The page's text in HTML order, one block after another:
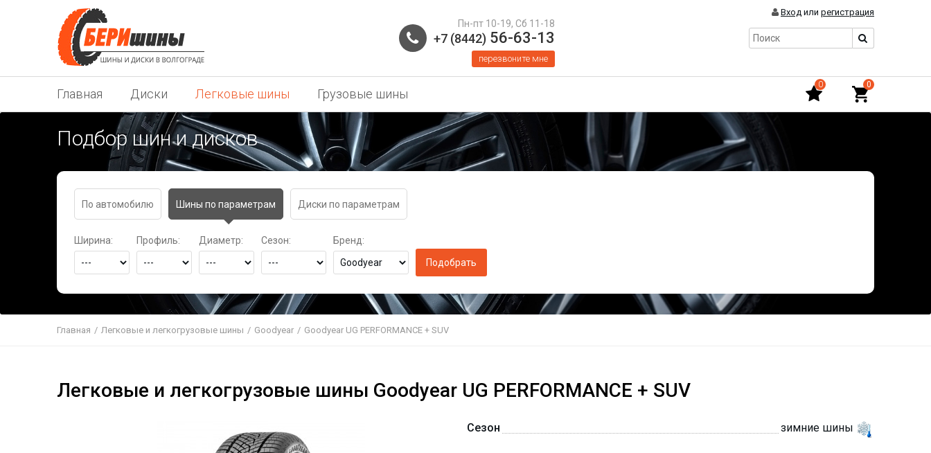
Пн-пт 10-19, Сб 11-18
+7 (8442) 56-63-13
перезвоните мне
Вход или регистрация
Главная Диски Легковые шины Грузовые шины
0 0
Подбор шин и дисков
По автомобилю Шины по параметрам Диски по параметрам
Ширина: Профиль: Диаметр: Сезон: Бренд:
Главная / Легковые и легкогрузовые шины / Goodyear / Goodyear UG PERFORMANCE + SUV
Легковые и легкогрузовые шины Goodyear UG PERFORMANCE + SUV
Сезон зимние шины